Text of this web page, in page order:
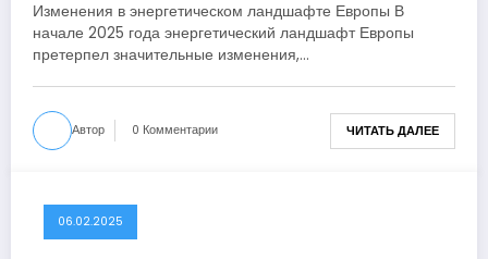
Изменения в энергетическом ландшафте Европы В
начале 2025 года энергетический ландшафт Европы
претерпел значительные изменения,…
Автор 0 Комментарии ЧИТАТЬ ДАЛЕЕ
06.02.2025